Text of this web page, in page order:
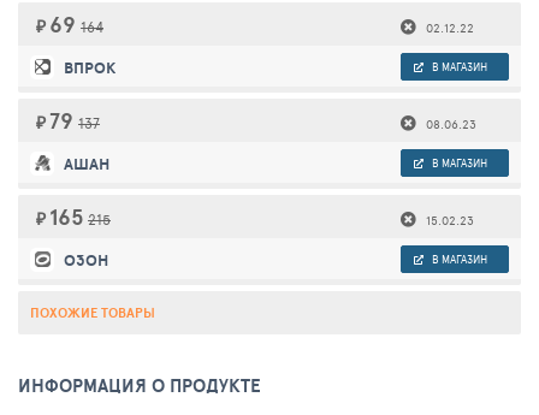
₽ 69 164 02.12.22
ВПРОК В МАГАЗИН
₽ 79 137 08.06.23
АШАН В МАГАЗИН
₽ 165 215 15.02.23
ОЗОН В МАГАЗИН
ПОХОЖИЕ ТОВАРЫ
ИНФОРМАЦИЯ О ПРОДУКТЕ